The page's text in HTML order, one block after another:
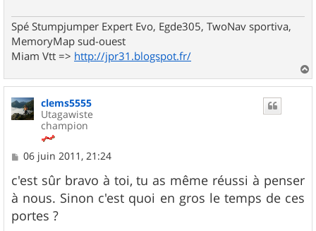
Spé Stumpjumper Expert Evo, Egde305, TwoNav sportiva,
MemoryMap sud-ouest
Miam Vtt => http://jpr31.blogspot.fr/
a
clems5555
Utagawiste
champion
M
s
s
a
g
e
06 juin 2011, 21:24
c'est sûr bravo à toi, tu as même réussi à penser
à nous. Sinon c'est quoi en gros le temps de ces
portes ?